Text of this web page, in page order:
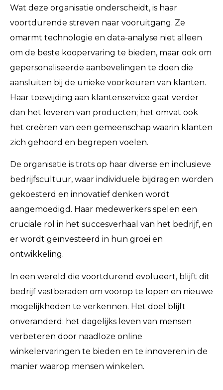
Wat deze organisatie onderscheidt, is haar
voortdurende streven naar vooruitgang. Ze
omarmt technologie en data-analyse niet alleen
om de beste koopervaring te bieden, maar ook om
gepersonaliseerde aanbevelingen te doen die
aansluiten bij de unieke voorkeuren van klanten.
Haar toewijding aan klantenservice gaat verder
dan het leveren van producten; het omvat ook
het creëren van een gemeenschap waarin klanten
zich gehoord en begrepen voelen.
De organisatie is trots op haar diverse en inclusieve
bedrijfscultuur, waar individuele bijdragen worden
gekoesterd en innovatief denken wordt
aangemoedigd. Haar medewerkers spelen een
cruciale rol in het succesverhaal van het bedrijf, en
er wordt geïnvesteerd in hun groei en
ontwikkeling.
In een wereld die voortdurend evolueert, blijft dit
bedrijf vastberaden om voorop te lopen en nieuwe
mogelijkheden te verkennen. Het doel blijft
onveranderd: het dagelijks leven van mensen
verbeteren door naadloze online
winkelervaringen te bieden en te innoveren in de
manier waarop mensen winkelen.